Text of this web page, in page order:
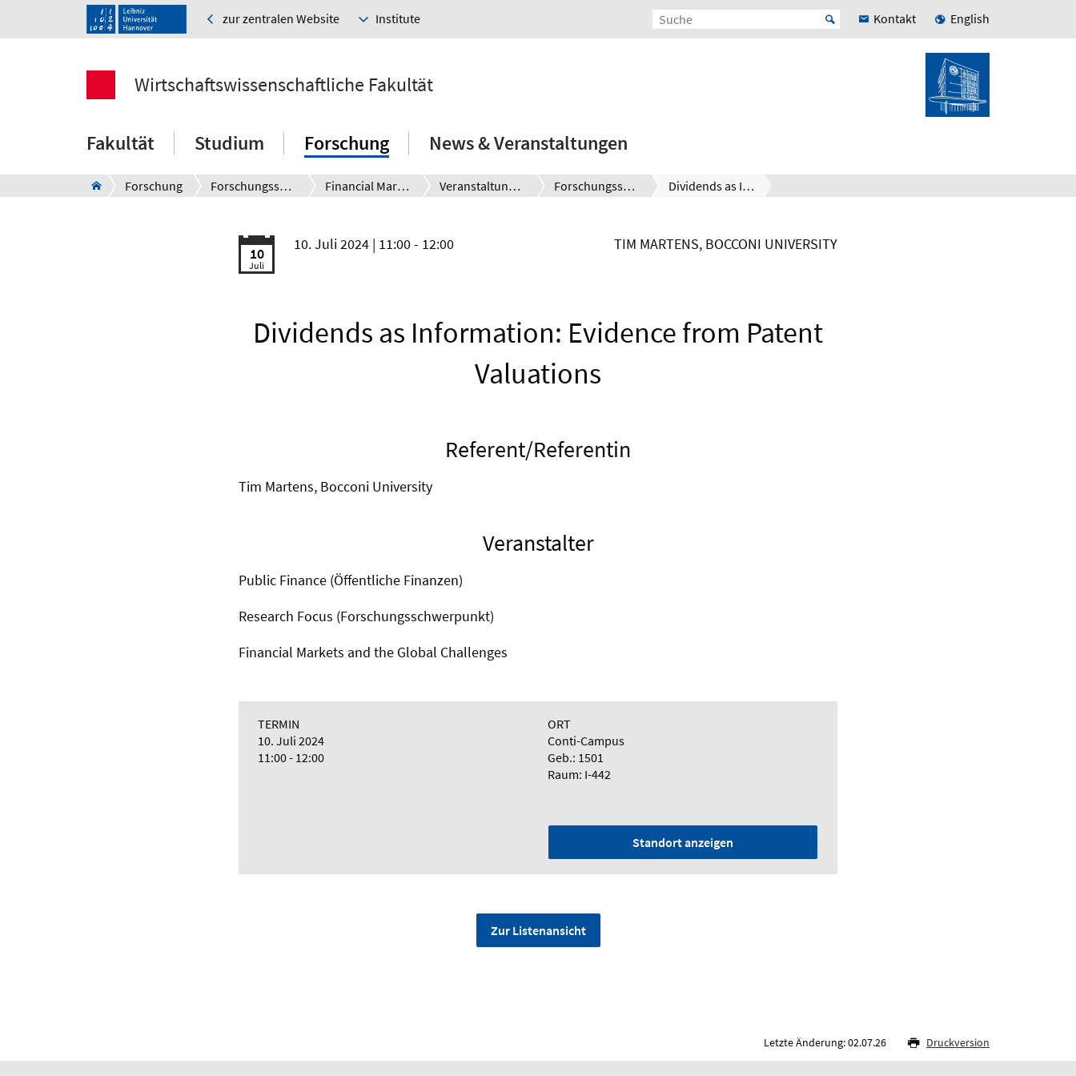
zur zentralen Website Institute Kontakt English
Wirtschaftswissenschaftliche Fakultät
Fakultät Studium Forschung News & Veranstaltungen
Forschung Forschungsschwerpunkte Financial Markets and the Global Challenges Veranstaltungen Forschungsseminar Dividends as Information: Evidence from Patent Valuations
10
Juli
10. Juli 2024 | 11:00 - 12:00 TIM MARTENS, BOCCONI UNIVERSITY
Dividends as Information: Evidence from Patent
Valuations
Referent/Referentin
Tim Martens, Bocconi University
Veranstalter
Public Finance (Öffentliche Finanzen)
Research Focus (Forschungsschwerpunkt)
Financial Markets and the Global Challenges
TERMIN
10. Juli 2024
11:00 - 12:00
ORT
Conti-Campus
Geb.: 1501
Raum: I-442
Standort anzeigen
Zur Listenansicht
Letzte Änderung: 02.07.26 Druckversion